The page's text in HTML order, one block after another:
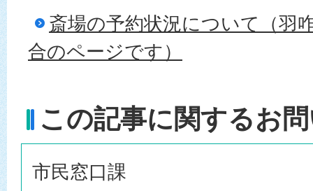
斎場の予約状況について（羽
合のページです）
この記事に関するお
市民窓口課